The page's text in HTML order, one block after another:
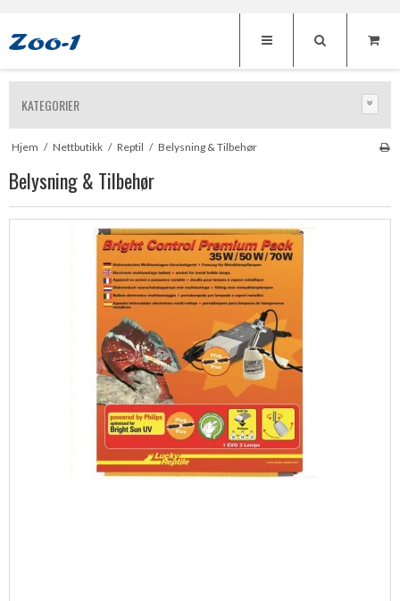
KATEGORIER
Hjem / Nettbutikk / Reptil / Belysning & Tilbehør
Belysning & Tilbehør